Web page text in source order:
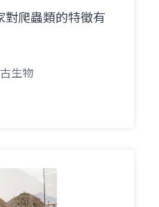
對爬蟲類的特徵有
古生物